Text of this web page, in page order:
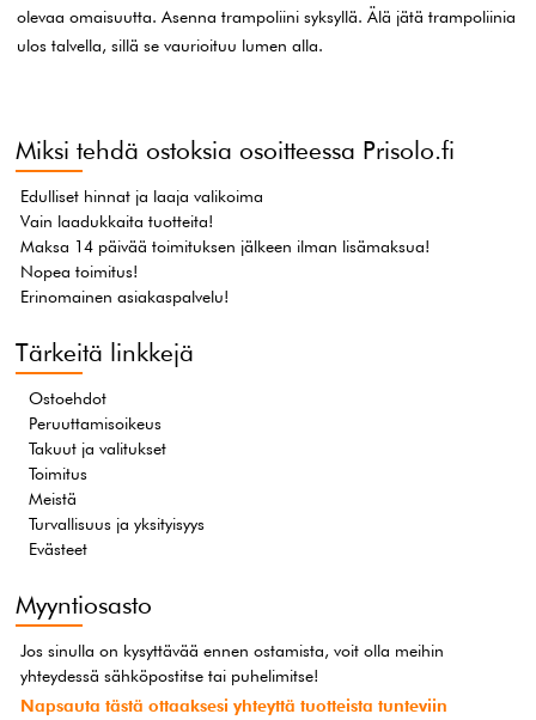
olevaa omaisuutta. Asenna trampoliini syksyllä. Älä jätä trampoliinia
ulos talvella, sillä se vaurioituu lumen alla.
Miksi tehdä ostoksia osoitteessa Prisolo.fi
Edulliset hinnat ja laaja valikoima
Vain laadukkaita tuotteita!
Maksa 14 päivää toimituksen jälkeen ilman lisämaksua!
Nopea toimitus!
Erinomainen asiakaspalvelu!
Tärkeitä linkkejä
Ostoehdot
Peruuttamisoikeus
Takuut ja valitukset
Toimitus
Meistä
Turvallisuus ja yksityisyys
Evästeet
Myyntiosasto
Jos sinulla on kysyttävää ennen ostamista, voit olla meihin
yhteydessä sähköpostitse tai puhelimitse!
Napsauta tästä ottaaksesi yhteyttä tuotteista tunteviin